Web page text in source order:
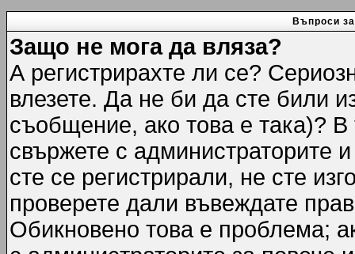
Въпроси
Защо не мога да вляза?
А регистрирахте ли се?
влезете. Да не би да сте били
съобщение, ако това е така)?
свържете с администраторите
сте се регистрирали, не сте
проверете дали въвеждате
Обикновено това е проблема;